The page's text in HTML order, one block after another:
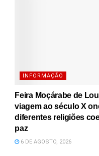
INFORMAÇÃO
Feira Moçárabe de
viagem ao século X
diferentes religiões
paz
6 DE AGOSTO, 2026